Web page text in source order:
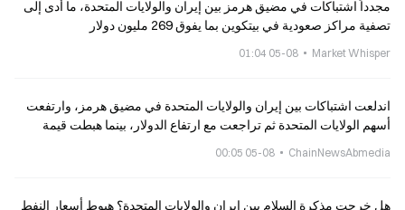
مجدداً اشتباكات في مضيق هرمز بين إيران والولايات المتحدة، ما أدى إلى
تصفية مراكز صعودية في بيتكوين بما يفوق 269 مليون دولار
Market Whisper
05-08 01:04
اندلعت اشتباكات بين إيران والولايات المتحدة في مضيق هرمز، وارتفعت
أسهم الولايات المتحدة ثم تراجعت مع ارتفاع الدولار، بينما هبطت قيمة
ChainNewsAbmedia
05-08 00:05
هل خرجت مذكرة السلام بين إيران والولايات المتحدة؟ هبوط أسعار النفط